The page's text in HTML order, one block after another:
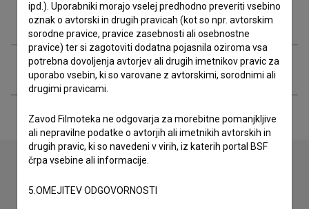
Razširjeni podatki
Financiranje
Stik z uredništvom
ipd.). Uporabniki morajo vselej predhodno preveriti vsebino
oznak o avtorski in drugih pravicah (kot so npr. avtorskim
sorodne pravice, pravice zasebnosti ali osebnostne
pravice) ter si zagotoviti dodatna pojasnila oziroma vsa
potrebna dovoljenja avtorjev ali drugih imetnikov pravic za
uporabo vsebin, ki so varovane z avtorskimi, sorodnimi ali
drugimi pravicami.
Zavod Filmoteka ne odgovarja za morebitne pomanjkljive
ali nepravilne podatke o avtorjih ali imetnikih avtorskih in
drugih pravic, ki so navedeni v virih, iz katerih portal BSF
črpa vsebine ali informacije.
5.OMEJITEV ODGOVORNOSTI